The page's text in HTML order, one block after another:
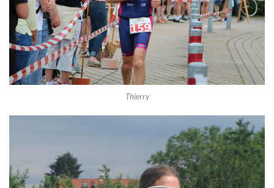
Thierry